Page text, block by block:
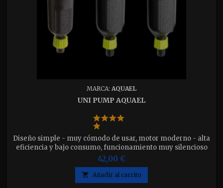
MARCA: AQUAEL
UNI PUMP AQUAEL
Diseño simple - muy cómodo de usar, motor moderno - alta
eficiencia y bajo consumo, funcionamiento muy silencioso
(prácticamente inaudible), para agua dulce y de mar,
universal - puede funcionar debajo y fuera del agua como
bombas de flujo, UNI PUMP 700 - bomba de baja tensión =
seguridad operativa. Disponible en 3 modelos elija la que
42,00 €
 Añadir al carrito